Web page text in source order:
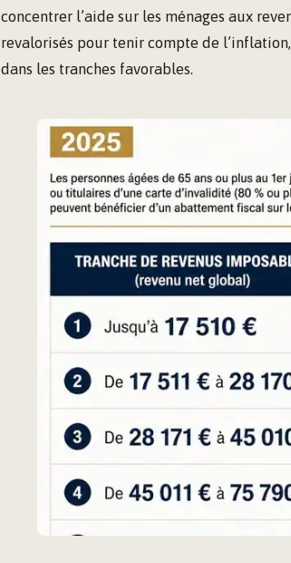
concentrer l’aide sur les ménages aux
revalorisés pour tenir compte de
dans les tranches favorables.